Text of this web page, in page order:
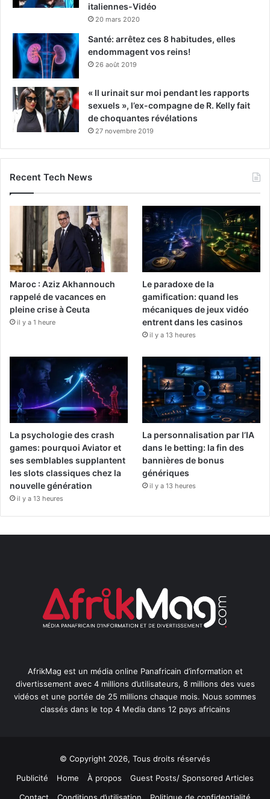
italiennes-Vidéo
20 mars 2020
Santé: arrêtez ces 8 habitudes, elles
endommagent vos reins!
26 août 2019
« Il urinait sur moi pendant les rapports
sexuels », l’ex-compagne de R. Kelly fait
de choquantes révélations
27 novembre 2019
Recent Tech News
Maroc : Aziz Akhannouch
rappelé de vacances en
pleine crise à Ceuta
il y a 1 heure
Le paradoxe de la
gamification: quand les
mécaniques de jeux vidéo
entrent dans les casinos
il y a 13 heures
La psychologie des crash
games: pourquoi Aviator et
ses semblables supplantent
les slots classiques chez la
nouvelle génération
il y a 13 heures
La personnalisation par l’IA
dans le betting: la fin des
bannières de bonus
génériques
il y a 13 heures
AfrikMag est un média online Panafricain d’information et
divertissement avec 4 millions d’utilisateurs, 8 millions des vues
vidéos et une portée de 25 millions chaque mois. Nous sommes
classés dans le top 4 Media dans 12 pays africains
© Copyright 2026, Tous droits réservés
Publicité
Home À propos
Guest Posts/ Sponsored Articles